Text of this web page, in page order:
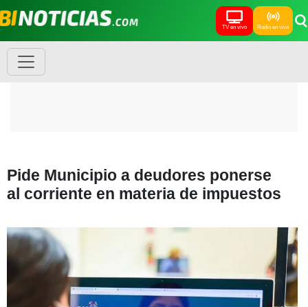
TV en vivo Radio en vivo
Pide Municipio a deudores ponerse
al corriente en materia de impuestos